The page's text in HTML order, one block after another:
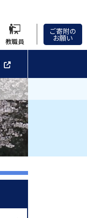
教職員
ご寄附の
お願い